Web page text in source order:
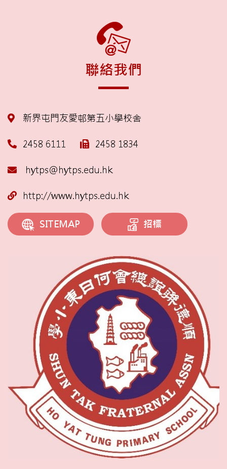
聯絡我們
新界屯門友愛邨第五小學校舍
2458 6111 2458 1834
hytps@hytps.edu.hk
http://www.hytps.edu.hk
SITEMAP 招標